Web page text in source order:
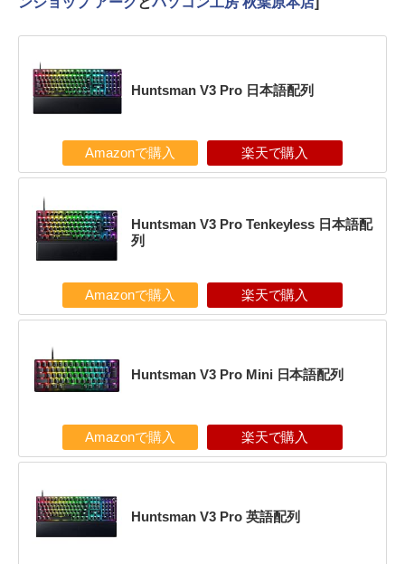
Huntsman V3 Pro 日本語配列
Amazonで購入 楽天で購入
Huntsman V3 Pro Tenkeyless 日本語配
列
Amazonで購入 楽天で購入
Huntsman V3 Pro Mini 日本語配列
Amazonで購入 楽天で購入
Huntsman V3 Pro 英語配列